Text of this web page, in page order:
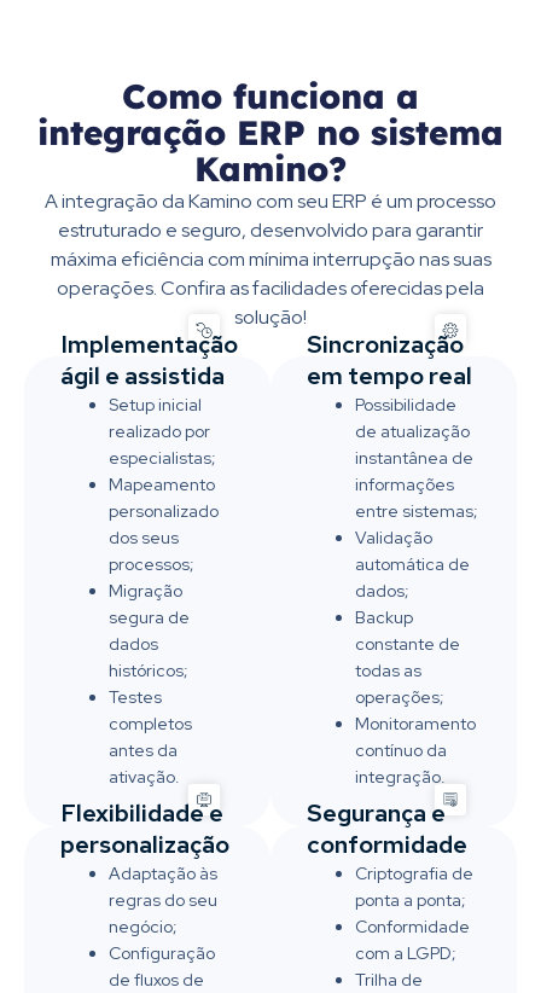
Como funciona a
integração ERP no sistema
Kamino?
A integração da Kamino com seu ERP é um processo
estruturado e seguro, desenvolvido para garantir
máxima eficiência com mínima interrupção nas suas
operações. Confira as facilidades oferecidas pela
solução!
Implementação
ágil e assistida
Setup inicial
realizado por
especialistas;
Mapeamento
personalizado
dos seus
processos;
Migração
segura de
dados
históricos;
Testes
completos
antes da
ativação.
Sincronização
em tempo real
Possibilidade
de atualização
instantânea de
informações
entre sistemas;
Validação
automática de
dados;
Backup
constante de
todas as
operações;
Monitoramento
contínuo da
integração.
Flexibilidade e
personalização
Adaptação às
regras do seu
negócio;
Configuração
de fluxos de
Segurança e
conformidade
Criptografia de
ponta a ponta;
Conformidade
com a LGPD;
Trilha de